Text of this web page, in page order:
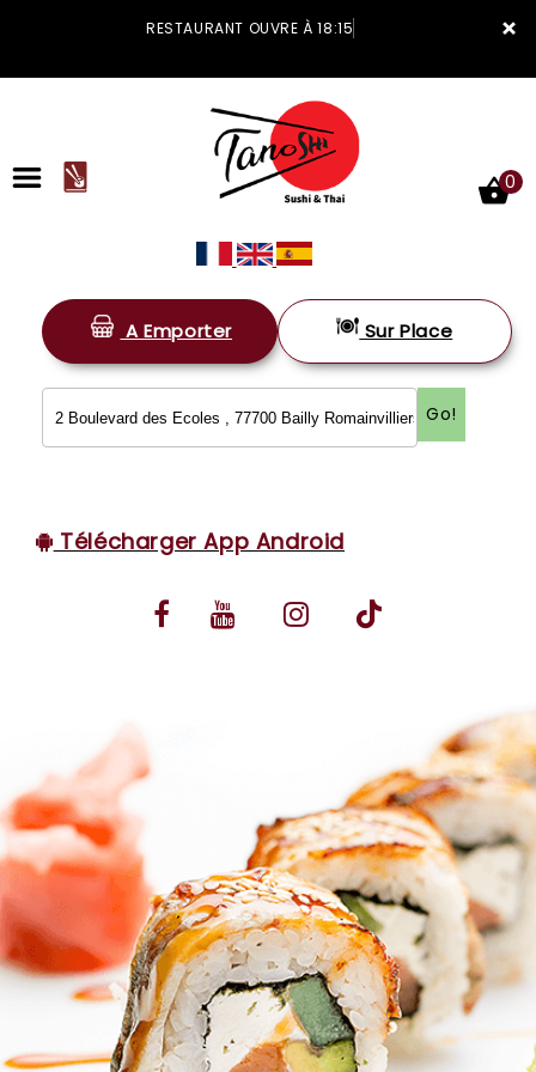
×
RESTAURANT OUVRE À 18:15
ACCUEIL
LA CARTE
VOS AVIS
MENTIONS LÉGALES
0
A Emporter Sur Place
Go!
Télécharger App Android